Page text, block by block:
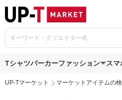
Tシャツパーカーファッション ス
UP-Tマーケット マーケットアイテムの